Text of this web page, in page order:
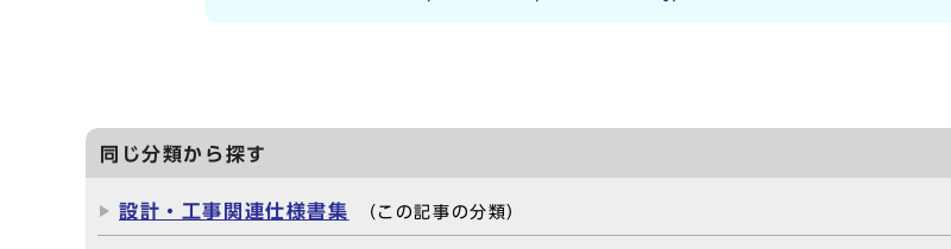
同じ分類から探す
設計・工事関連仕様書集 （この記事の分類）